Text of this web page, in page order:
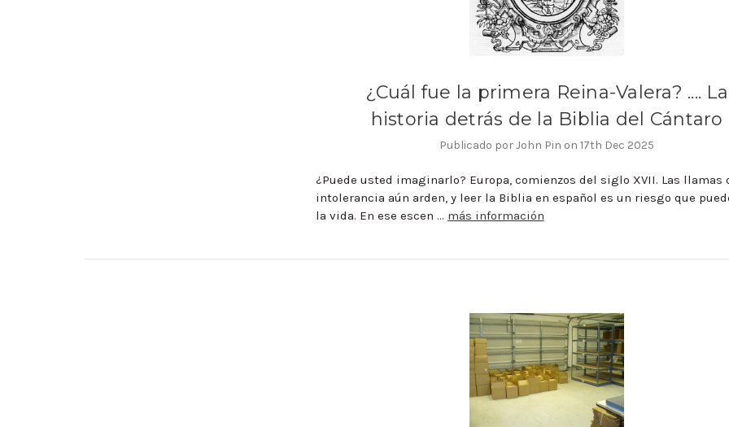
¿Cuál fue la primera Reina-Valera? .... La
historia detrás de la Biblia del Cántaro
Publicado por John Pin on 17th Dec 2025
¿Puede usted imaginarlo? Europa, comienzos del siglo XVII. Las llamas
intolerancia aún arden, y leer la Biblia en español es un riesgo que
la vida. En ese escen … más información